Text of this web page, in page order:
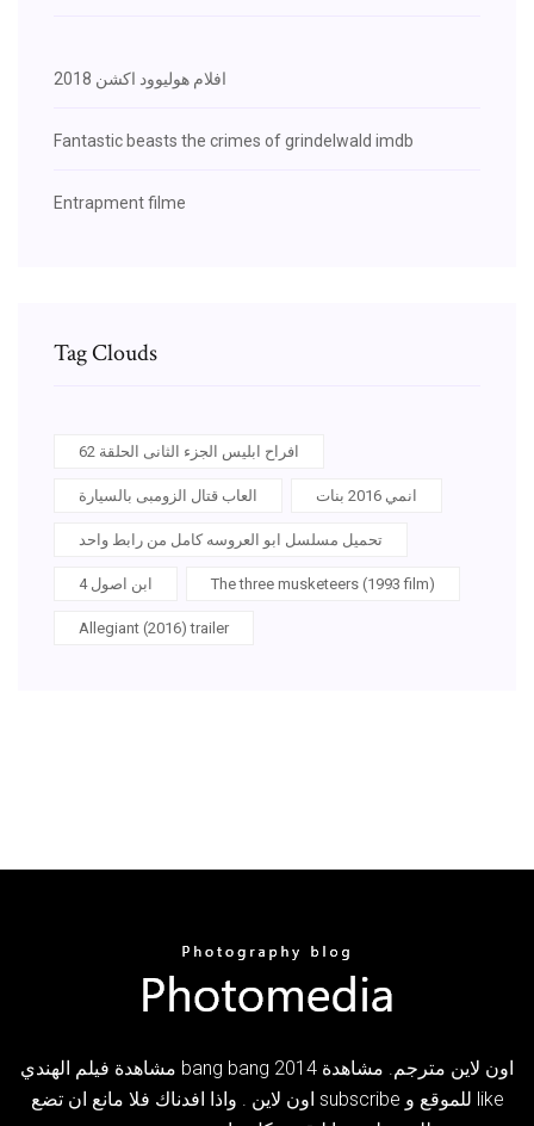
افلام هوليوود اكشن 2018
Fantastic beasts the crimes of grindelwald imdb
Entrapment filme
Tag Clouds
افراح ابليس الجزء الثانى الحلقة 62
العاب قتال الزومبى بالسيارة انمي 2016 بنات
تحميل مسلسل ابو العروسه كامل من رابط واحد
ابن اصول 4 The three musketeers (1993 film)
Allegiant (2016) trailer
مشاهدة فيلم الهندي bang bang 2014 اون لاين مترجم. مشاهدة
اون لاين . واذا افدناك فلا مانع ان تضع subscribe للموقع و like